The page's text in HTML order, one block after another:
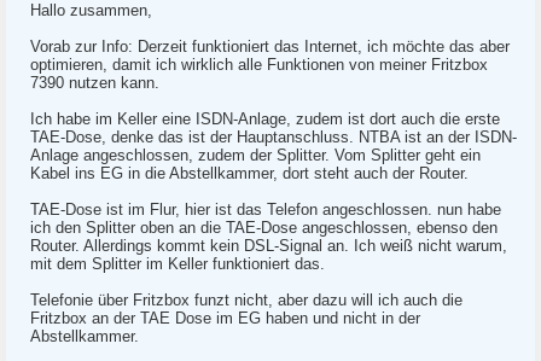
Hallo zusammen,
Vorab zur Info: Derzeit funktioniert das Internet, ich möchte das aber
optimieren, damit ich wirklich alle Funktionen von meiner Fritzbox
7390 nutzen kann.
Ich habe im Keller eine ISDN-Anlage, zudem ist dort auch die erste
TAE-Dose, denke das ist der Hauptanschluss. NTBA ist an der ISDN-
Anlage angeschlossen, zudem der Splitter. Vom Splitter geht ein
Kabel ins EG in die Abstellkammer, dort steht auch der Router.
TAE-Dose ist im Flur, hier ist das Telefon angeschlossen. nun habe
ich den Splitter oben an die TAE-Dose angeschlossen, ebenso den
Router. Allerdings kommt kein DSL-Signal an. Ich weiß nicht warum,
mit dem Splitter im Keller funktioniert das.
Telefonie über Fritzbox funzt nicht, aber dazu will ich auch die
Fritzbox an der TAE Dose im EG haben und nicht in der
Abstellkammer.